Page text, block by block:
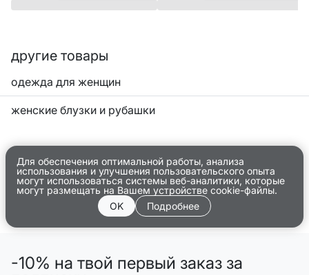
другие товары
одежда для женщин
женские блузки и рубашки
Для обеспечения оптимальной работы, анализа
использования и улучшения пользовательского опыта
могут использоваться системы веб-аналитики, которые
могут размещать на Вашем устройстве cookie-файлы.
OK
Подробнее
-10% на твой первый заказ за